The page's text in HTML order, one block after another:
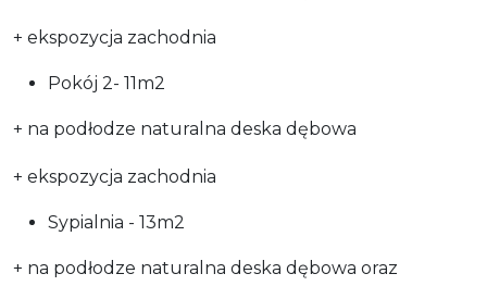
+ ekspozycja zachodnia
Pokój 2- 11m2
+ na podłodze naturalna deska dębowa
+ ekspozycja zachodnia
Sypialnia - 13m2
+ na podłodze naturalna deska dębowa oraz